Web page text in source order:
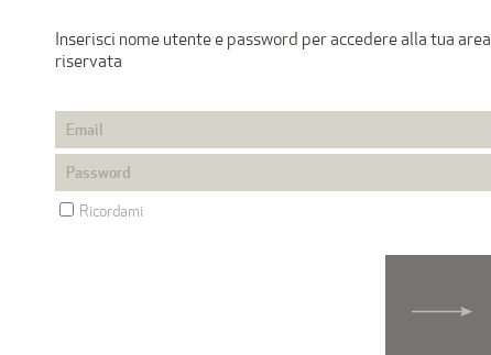
Inserisci nome utente e password per accedere alla tua area
riservata
Ricordami